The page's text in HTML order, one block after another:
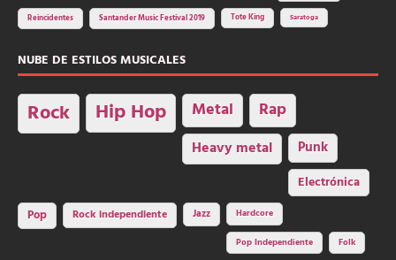
Reincidentes Santander Music Festival 2019 Tote King Saratoga
NUBE DE ESTILOS MUSICALES
Rock Hip Hop Metal Rap
Heavy metal Punk
Electrónica
Pop Rock independiente Jazz Hardcore
Pop Independiente Folk